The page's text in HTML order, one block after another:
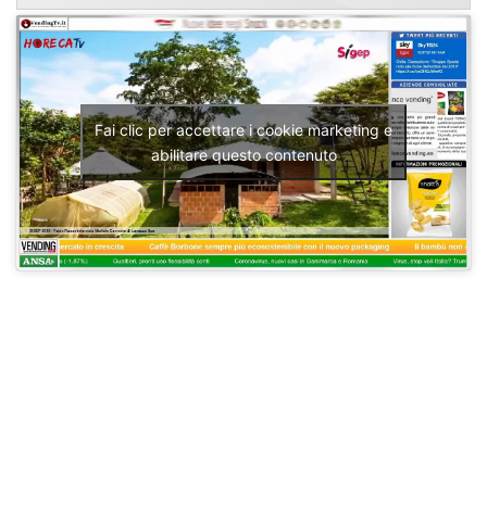
Fai clic per accettare i cookie marketing e
abilitare questo contenuto